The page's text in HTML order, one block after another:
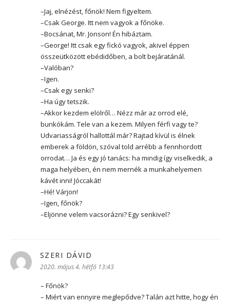
–Jaj, elnézést, főnök! Nem figyeltem.
–Csak George. Itt nem vagyok a főnöke.
–Bocsánat, Mr. Jonson! Én hibáztam.
–George! Itt csak egy fickó vagyok, akivel éppen
összeütközött ebédidőben, a bolt bejáratánál.
–Valóban?
–Igen.
–Csak egy senki?
–Ha úgy tetszik.
–Akkor kezdem elölről… Nézz már az orrod elé,
bunkókám. Tele van a kezem. Milyen férfi vagy te?
Udvariasságról hallottál már? Rajtad kívül is élnek
emberek a földön, szóval told arrébb a fennhordott
orrodat… Ja és egy jó tanács: ha mindig így viselkedik, a
maga helyében, én nem mernék a munkahelyemen
kávét inni! Jóccakát!
–Hé! Várjon!
–Igen, főnök?
–Eljönne velem vacsorázni? Egy senkivel?
SZERI DÁVID
2020. május 4. hétfő 13:43
– Főnök?
– Miért van ennyire meglepődve? Talán azt hitte, hogy én